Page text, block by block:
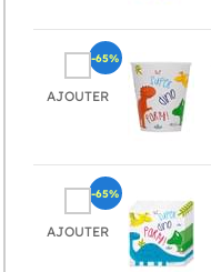
AJOUTER
-65%
AJOUTER
-65%